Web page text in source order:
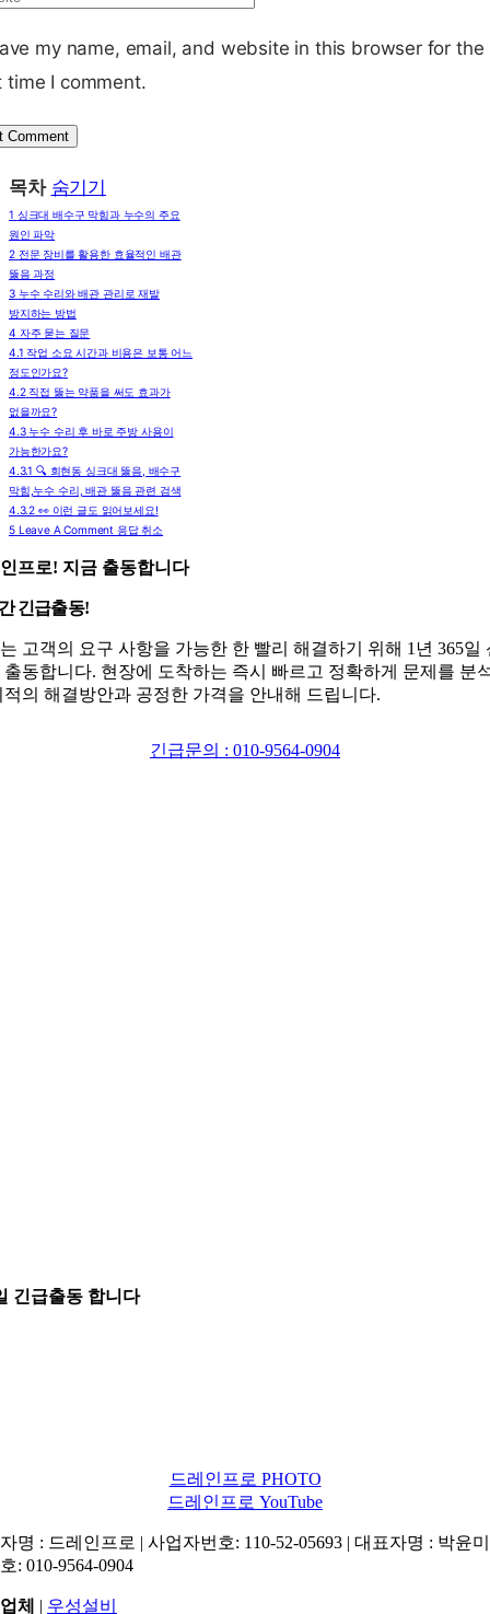
my name, email, and website in this browser for the
time I comment.
목차 숨기기
1 싱크대 배수구 막힘과 누수의 주요
원인 파악
2 전문 장비를 활용한 효율적인 배관
뚫음 과정
3 누수 수리와 배관 관리로 재발
방지하는 방법
4 자주 묻는 질문
4.1 작업 소요 시간과 비용은 보통 어느
정도인가요?
4.2 직접 뚫는 약품을 써도 효과가
없을까요?
4.3 누수 수리 후 바로 주방 사용이
가능한가요?
4.3.1 🔍 회현동 싱크대 뚫음, 배수구
막힘,누수 수리, 배관 뚫음 관련 검색
4.3.2 👀 이런 글도 읽어보세요!
5 Leave A Comment 응답 취소
프로! 지금 출동합니다
긴급출동!
고객의 요구 사항을 가능한 한 빨리 해결하기 위해 1년 365일
출동합니다. 현장에 도착하는 즉시 빠르고 정확하게 문제를 분
적의 해결방안과 공정한 가격을 안내해 드립니다.
긴급문의 : 010-9564-0904
긴급출동 합니다
드레인프로 PHOTO
드레인프로 YouTube
명 : 드레인프로 | 사업자번호: 110-52-05693 | 대표자명 : 박윤
: 010-9564-0904
체 | 우성설비